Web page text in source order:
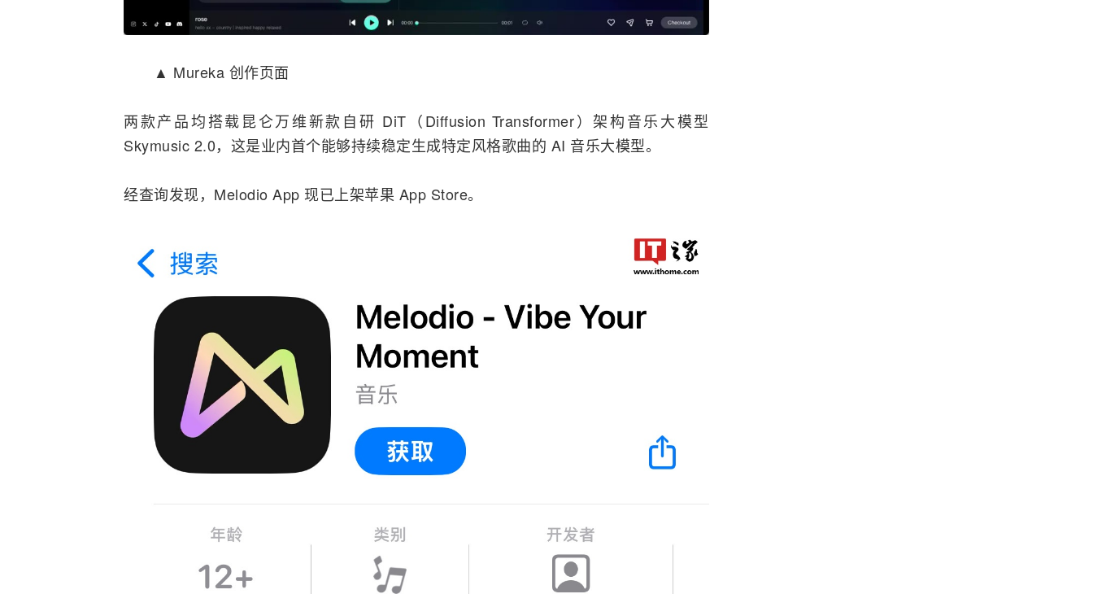
▲ Mureka 创作页面
两款产品均搭载昆仑万维新款自研 DiT（Diffusion Transformer）架构音乐大模型
Skymusic 2.0，这是业内首个能够持续稳定生成特定风格歌曲的 AI 音乐大模型。
经查询发现，Melodio App 现已上架苹果 App Store。